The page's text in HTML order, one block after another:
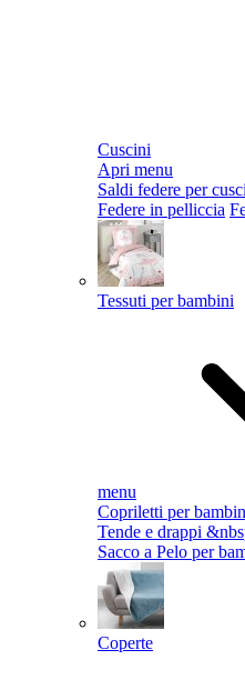
Cuscini
Apri menu
Saldi federe per
Federe in pelliccia
Tessuti per bambini
menu
Copriletti per
Tende e drappi
Sacco a Pelo per
Coperte